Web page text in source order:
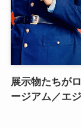
展示物たちが
ージアム／エ